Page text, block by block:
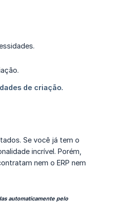
Se você já tem o
incrível. Porém,
nem o ERP nem
automaticamente pelo